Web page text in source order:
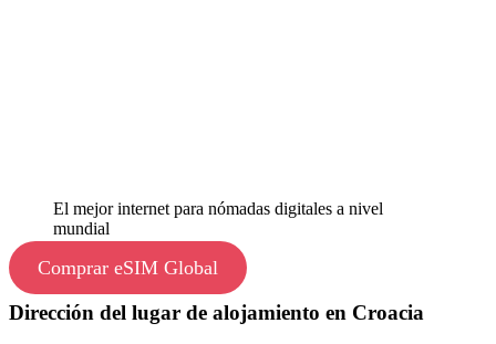
El mejor internet para nómadas digitales a nivel
mundial
Comprar eSIM Global
Dirección del lugar de alojamiento en Croacia